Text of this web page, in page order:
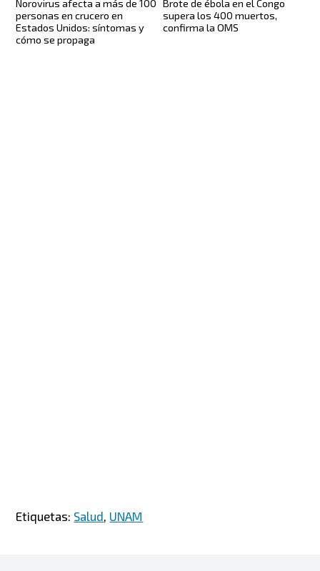
Norovirus afecta a más de 100
personas en crucero en
Estados Unidos: síntomas y
cómo se propaga
Brote de ébola en el Congo
supera los 400 muertos,
confirma la OMS
Etiquetas: Salud, UNAM